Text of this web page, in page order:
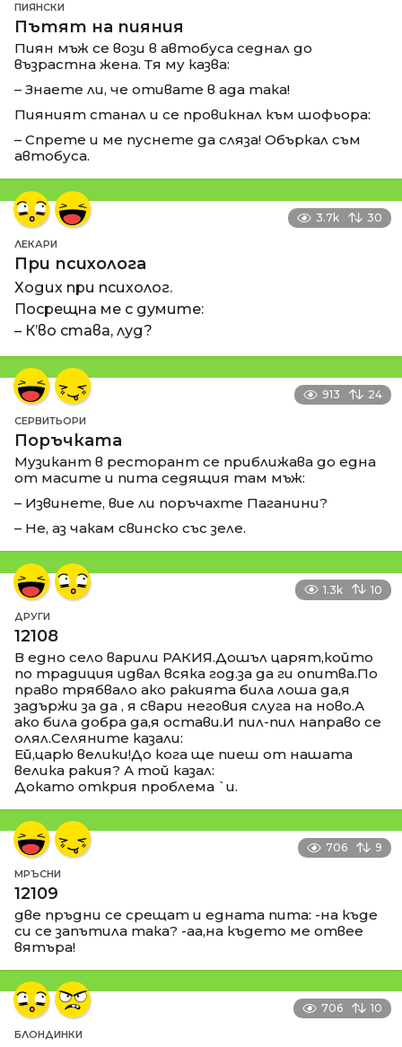
ПИЯНСКИ
Пътят на пияния
Пиян мъж се вози в автобуса седнал до
възрастна жена. Тя му казва:
– Знаете ли, че отивате в ада така!
Пияният станал и се провикнал към шофьора:
– Спрете и ме пуснете да сляза! Объркал съм
автобуса.
3.7k 30
ЛЕКАРИ
При психолога
Ходих при психолог.
Посрещна ме с думите:
– К’во става, луд?
913 24
СЕРВИТЬОРИ
Поръчката
Музикант в ресторант се приближава до една
от масите и пита седящия там мъж:
– Извинете, вие ли поръчахте Паганини?
– Не, аз чакам свинско със зеле.
1.3k 10
ДРУГИ
12108
В едно село варили РАКИЯ.Дошъл царят,който
по традиция идвал всяка год.за да ги опитва.По
право трябвало ако ракията била лоша да,я
задържи за да , я свари неговия слуга на ново.А
ако била добра да,я остави.И пил-пил направо се
олял.Селяните казали:
Ей,царю велики!До кога ще пиеш от нашата
велика ракия? А той казал:
Докато открия проблема `и.
706 9
МРЪСНИ
12109
две пръдни се срещат и едната пита: -на къде
си се запътила така? -аа,на където ме отвее
вятъра!
706 10
БЛОНДИНКИ